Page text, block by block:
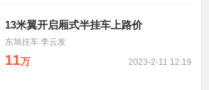
13米翼开启厢式半挂车上路价
东旭挂车 李云发
11万 2023-2-11 12:19